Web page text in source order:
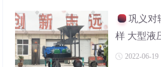
巩义对
样 大型液
台 2022-06-19